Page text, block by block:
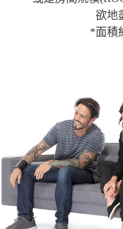
欲地
*面積